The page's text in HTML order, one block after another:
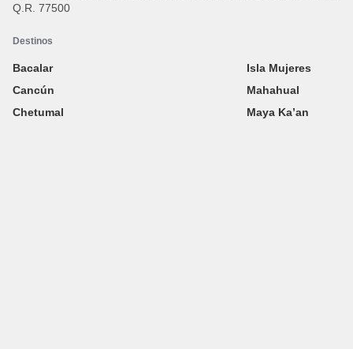
Q.R. 77500
Destinos
Bacalar
Cancún
Chetumal
Isla Mujeres
Mahahual
Maya Ka’an